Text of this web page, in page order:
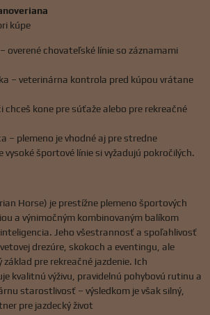
kúpe
overené chovateľské línie so záznamami
– veterinárna kontrola pred kúpou vrátane
kone pre súťaže alebo pre rekreačné
– plemeno je vhodné aj pre stredne
vysoké športové línie si vyžadujú pokročilých.
Horse) je prestížne plemeno športových
a výnimočným kombinovaným balíkom
Jeho všestrannosť a spoľahlivosť
drezúre, skokoch a eventingu, ale
základ pre rekreačné jazdenie. Ich
kvalitnú výživu, pravidelnú pohybovú rutinu a
starostlivosť – výsledkom je však silný,
pre jazdecký život